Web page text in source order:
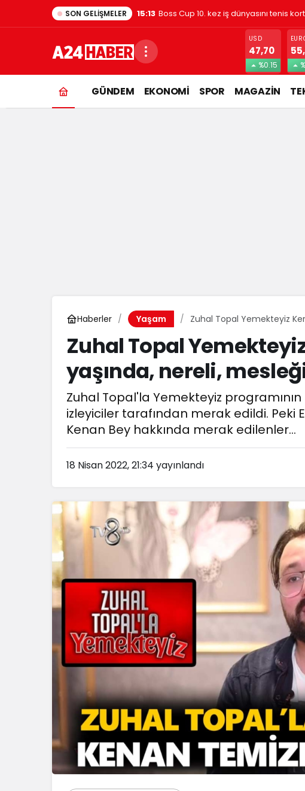
SON GELIŞMELER 1:48 Evde kedi besleyenler dikkat! Gizlice
USD
47,70
%0.15
GÜNDEM EKONOMİ SPOR MAGAZİN
Haberler Yaşam Zuhal Topal Yemekteyiz
Zuhal Topal
yaşında, nereli,
Zuhal Topal'la Yemekteyiz
izleyiciler tarafından merak edildi. Peki
Kenan Bey hakkında merak edilenler...
18 Nisan 2022, 21:34 yayınlandı